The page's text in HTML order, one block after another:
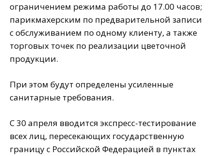
ограничением режима работы до 17.00 часов;
парикмахерским по предварительной записи
с обслуживанием по одному клиенту, а также
торговых точек по реализации цветочной
продукции.
При этом будут определены усиленные
санитарные требования.
С 30 апреля вводится экспресс-тестирование
всех лиц, пересекающих государственную
границу с Российской Федерацией в пунктах